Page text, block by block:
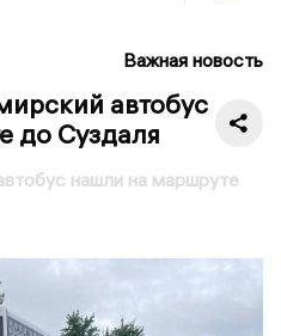
Важная новость
автобус
до Суздаля
нашли на маршруте